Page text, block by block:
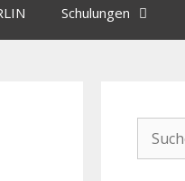
Schulungen